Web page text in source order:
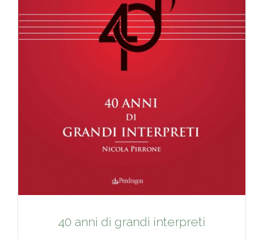
40 anni di grandi interpreti